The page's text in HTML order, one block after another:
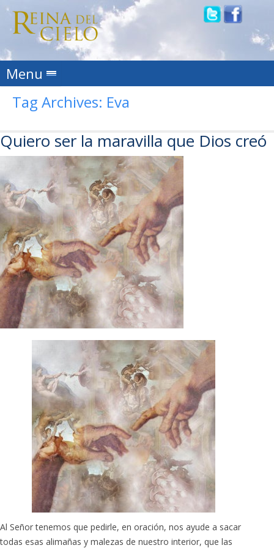
Menu Skip to content
Tag Archives: Eva
Quiero ser la maravilla que Dios creó
Al Señor tenemos que pedirle, en oración, nos ayude a sacar
todas esas alimañas y malezas de nuestro interior, que las